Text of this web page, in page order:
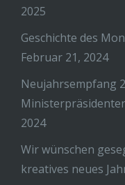
2025
Geschichte des
Februar 21, 2024
Neujahrsempfang
2024
Wir wünschen
kreatives neues